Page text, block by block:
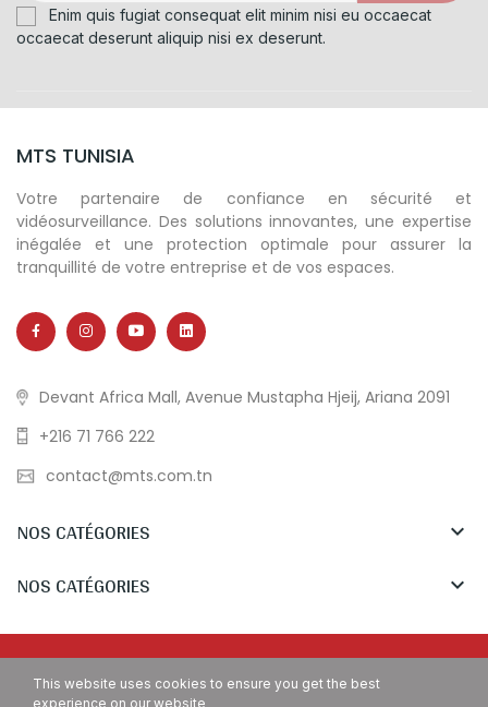
Enim quis fugiat consequat elit minim nisi eu occaecat
occaecat deserunt aliquip nisi ex deserunt.
MTS TUNISIA
Votre partenaire de confiance en sécurité et
vidéosurveillance. Des solutions innovantes, une expertise
inégalée et une protection optimale pour assurer la
tranquillité de votre entreprise et de vos espaces.
Devant Africa Mall, Avenue Mustapha Hjeij, Ariana 2091
+216 71 766 222
contact@mts.com.tn
NOS CATÉGORIES 
NOS CATÉGORIES 
This website uses cookies to ensure you get the best
experience on our website